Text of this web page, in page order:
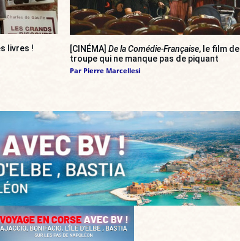
livres ! [CINÉMA] De la Comédie-Française, le film de
troupe qui ne manque pas de piquant
Par Pierre Marcellesi